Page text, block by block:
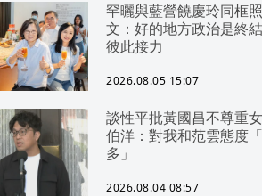
罕曬與藍營饒慶玲同框
文：好的地方政治是終結
彼此接力
2026.08.05 15:07
談性平批黃國昌不尊重
伯洋：對我和范雲態度
多」
2026.08.04 08:57